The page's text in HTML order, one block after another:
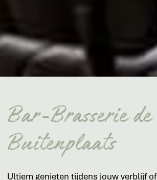
Bar-Brasserie de
Buitenplaats
Ultiem genieten tijdens jouw verblijf